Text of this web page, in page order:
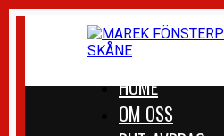
HOME
OM OSS